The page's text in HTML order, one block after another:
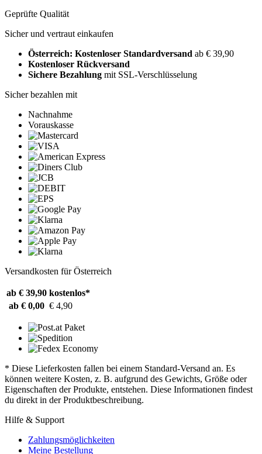
Geprüfte Qualität
Sicher und vertraut einkaufen
Österreich: Kostenloser Standardversand ab € 39,90
Kostenloser Rückversand
Sichere Bezahlung mit SSL-Verschlüsselung
Sicher bezahlen mit
Nachnahme
Vorauskasse
Versandkosten für Österreich
ab € 39,90 kostenlos*
ab € 0,00 € 4,90
* Diese Lieferkosten fallen bei einem Standard-Versand an. Es
können weitere Kosten, z. B. aufgrund des Gewichts, Größe oder
Eigenschaften der Produkte, entstehen. Diese Informationen findest
du direkt in der Produktbeschreibung.
Hilfe & Support
Zahlungsmöglichkeiten
Meine Bestellung